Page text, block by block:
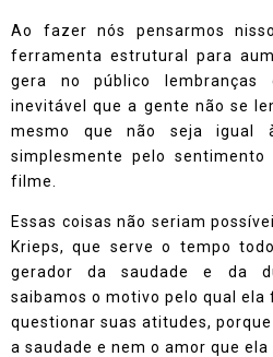
Ao fazer nós pensarmos
ferramenta estrutural para
gera no público
inevitável que a gente não se
mesmo que não seja igual
simplesmente pelo
filme.
Essas coisas não seriam
Krieps, que serve o tempo
gerador da saudade e da
saibamos o motivo pelo qual ela
questionar suas atitudes,
a saudade e nem o amor que